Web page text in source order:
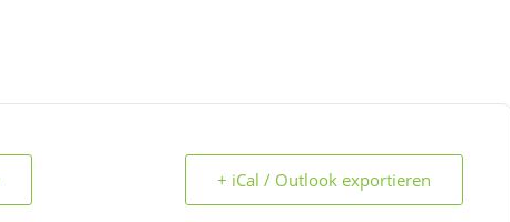
+ iCal / Outlook exportieren